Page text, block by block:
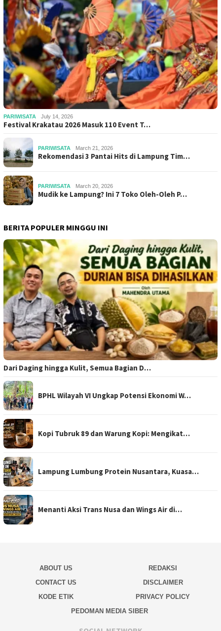
PARIWISATA July 14, 2026
Festival Krakatau 2026 Masuk 110 Event T…
PARIWISATA March 21, 2026
Rekomendasi 3 Pantai Hits di Lampung Tim…
PARIWISATA March 20, 2026
Mudik ke Lampung? Ini 7 Toko Oleh-Oleh P…
BERITA POPULER MINGGU INI
Dari Daging hingga Kulit, Semua Bagian D…
BPHL Wilayah VI Ungkap Potensi Ekonomi W…
Kopi Tubruk 89 dan Warung Kopi: Mengikat…
Lampung Lumbung Protein Nusantara, Kuasa…
Menanti Aksi Trans Nusa dan Wings Air di…
ABOUT US
REDAKSI
CONTACT US
DISCLAIMER
KODE ETIK
PRIVACY POLICY
PEDOMAN MEDIA SIBER